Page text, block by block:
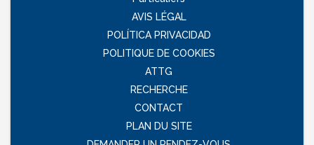
AVIS LÉGAL
POLÍTICA PRIVACIDAD
POLITIQUE DE COOKIES
ATTG
RECHERCHE
CONTACT
PLAN DU SITE